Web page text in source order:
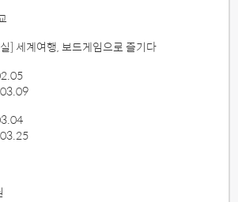
] 세계여행, 보드게임으로 즐기다